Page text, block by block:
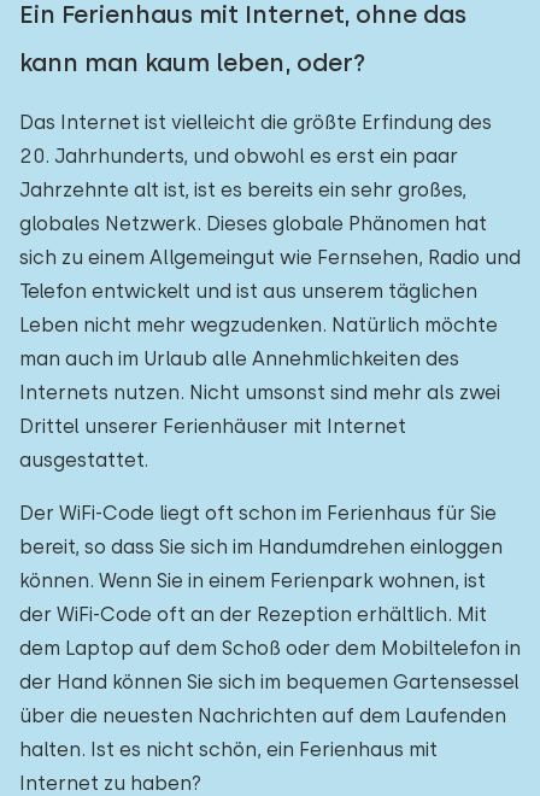
Ein Ferienhaus mit Internet, ohne das
kann man kaum leben, oder?
Das Internet ist vielleicht die größte Erfindung des
20. Jahrhunderts, und obwohl es erst ein paar
Jahrzehnte alt ist, ist es bereits ein sehr großes,
globales Netzwerk. Dieses globale Phänomen hat
sich zu einem Allgemeingut wie Fernsehen, Radio und
Telefon entwickelt und ist aus unserem täglichen
Leben nicht mehr wegzudenken. Natürlich möchte
man auch im Urlaub alle Annehmlichkeiten des
Internets nutzen. Nicht umsonst sind mehr als zwei
Drittel unserer Ferienhäuser mit Internet
ausgestattet.
Der WiFi-Code liegt oft schon im Ferienhaus für Sie
bereit, so dass Sie sich im Handumdrehen einloggen
können. Wenn Sie in einem Ferienpark wohnen, ist
der WiFi-Code oft an der Rezeption erhältlich. Mit
dem Laptop auf dem Schoß oder dem Mobiltelefon in
der Hand können Sie sich im bequemen Gartensessel
über die neuesten Nachrichten auf dem Laufenden
halten. Ist es nicht schön, ein Ferienhaus mit
Internet zu haben?